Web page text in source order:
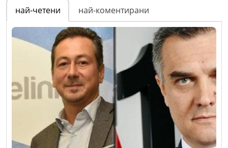
най-четени най-коментирани